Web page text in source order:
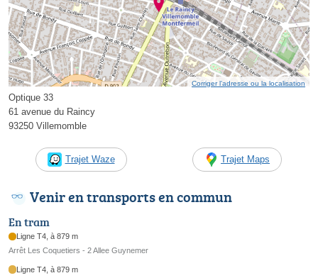
Corriger l’adresse ou la localisation
Optique 33
61 avenue du Raincy
93250 Villemomble
Trajet Waze Trajet Maps
Venir en transports en commun
En tram
Ligne T4, à 879 m
Arrêt Les Coquetiers - 2 Allee Guynemer
Ligne T4, à 879 m